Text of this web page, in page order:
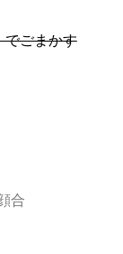
でごまかす
合